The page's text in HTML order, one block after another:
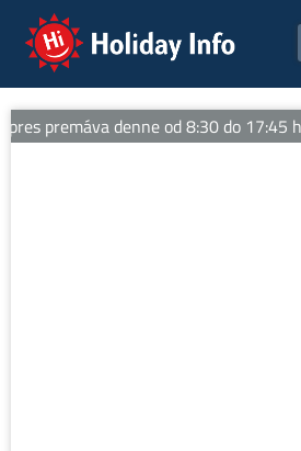
Holiday Info
premáva denne od 8:30 do 17:45